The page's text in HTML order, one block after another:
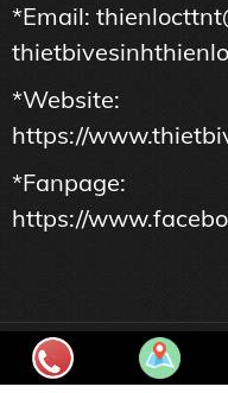
*Email:
*Website:
https://
*Fanpage:
https://
Copyright © Công Ty